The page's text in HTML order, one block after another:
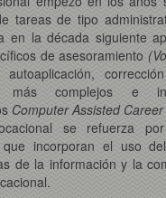
tareas de tipo
en la década siguiente
de asesoramiento
más complejos e
Computer Assisted
se refuerza
que incorporan el uso
de la información y la